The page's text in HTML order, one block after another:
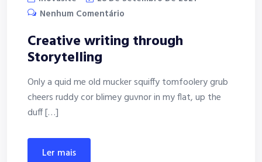
Nenhum Comentário
Creative writing through
Storytelling
Only a quid me old mucker squiffy tomfoolery grub
cheers ruddy cor blimey guvnor in my flat, up the
duff […]
ler mais